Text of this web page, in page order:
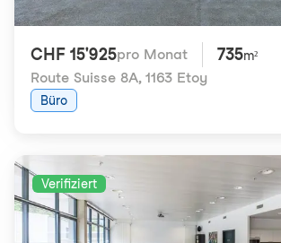
CHF 15'925pro Monat 735m²
Route Suisse 8A, 1163 Etoy
Büro
Verifiziert